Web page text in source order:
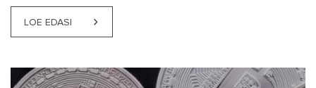
LOE EDASI